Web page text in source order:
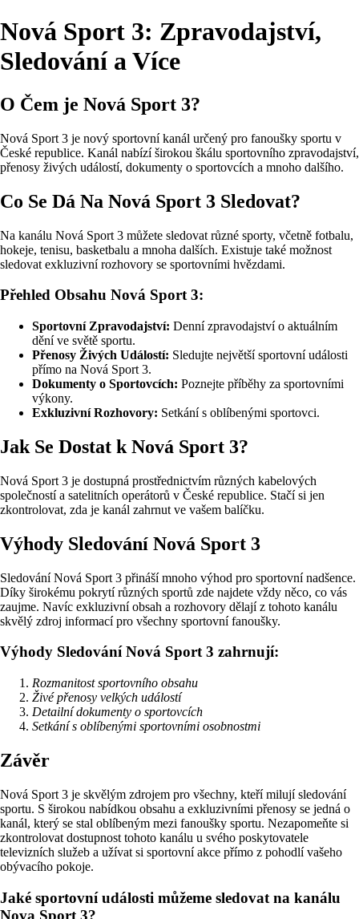
Nová Sport 3: Zpravodajství,
Sledování a Více
O Čem je Nová Sport 3?
Nová Sport 3 je nový sportovní kanál určený pro fanoušky sportu v
České republice. Kanál nabízí širokou škálu sportovního zpravodajství,
přenosy živých událostí, dokumenty o sportovcích a mnoho dalšího.
Co Se Dá Na Nová Sport 3 Sledovat?
Na kanálu Nová Sport 3 můžete sledovat různé sporty, včetně fotbalu,
hokeje, tenisu, basketbalu a mnoha dalších. Existuje také možnost
sledovat exkluzivní rozhovory se sportovními hvězdami.
Přehled Obsahu Nová Sport 3:
Sportovní Zpravodajství: Denní zpravodajství o aktuálním
dění ve světě sportu.
Přenosy Živých Událostí: Sledujte největší sportovní události
přímo na Nová Sport 3.
Dokumenty o Sportovcích: Poznejte příběhy za sportovními
výkony.
Exkluzivní Rozhovory: Setkání s oblíbenými sportovci.
Jak Se Dostat k Nová Sport 3?
Nová Sport 3 je dostupná prostřednictvím různých kabelových
společností a satelitních operátorů v České republice. Stačí si jen
zkontrolovat, zda je kanál zahrnut ve vašem balíčku.
Výhody Sledování Nová Sport 3
Sledování Nová Sport 3 přináší mnoho výhod pro sportovní nadšence.
Díky širokému pokrytí různých sportů zde najdete vždy něco, co vás
zaujme. Navíc exkluzivní obsah a rozhovory dělají z tohoto kanálu
skvělý zdroj informací pro všechny sportovní fanoušky.
Výhody Sledování Nová Sport 3 zahrnují:
Rozmanitost sportovního obsahu
Živé přenosy velkých událostí
Detailní dokumenty o sportovcích
Setkání s oblíbenými sportovními osobnostmi
Závěr
Nová Sport 3 je skvělým zdrojem pro všechny, kteří milují sledování
sportu. S širokou nabídkou obsahu a exkluzivními přenosy se jedná o
kanál, který se stal oblíbeným mezi fanoušky sportu. Nezapomeňte si
zkontrolovat dostupnost tohoto kanálu u svého poskytovatele
televizních služeb a užívat si sportovní akce přímo z pohodlí vašeho
obývacího pokoje.
Jaké sportovní události můžeme sledovat na kanálu
Nova Sport 3?